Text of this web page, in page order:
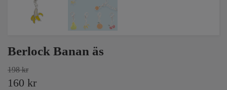
Berlock Banan äs
198 kr
160 kr